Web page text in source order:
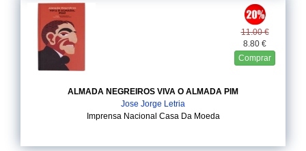
11.00 €
8.80 €
Comprar
ALMADA NEGREIROS VIVA O ALMADA PIM
Jose Jorge Letria
Imprensa Nacional Casa Da Moeda